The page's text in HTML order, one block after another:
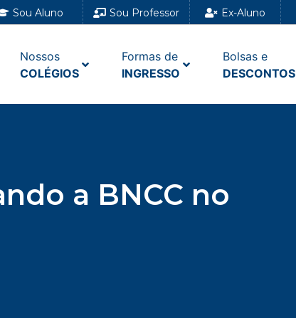
Sou Aluno Sou Professor Ex-Aluno
Nossos
COLÉGIOS
Formas de
INGRESSO
Bolsas e
DESCONTOS
a BNCC no